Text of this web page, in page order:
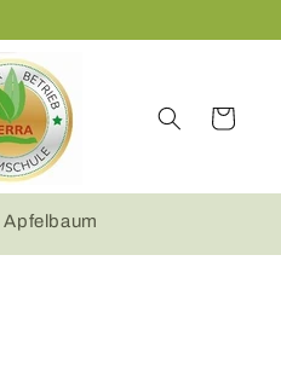
Warenkorb
Apfelbaum